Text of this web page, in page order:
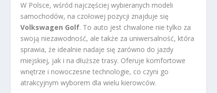
W Polsce, wśród najczęściej wybieranych modeli
samochodów, na czołowej pozycji znajduje się
Volkswagen Golf. To auto jest chwalone nie tylko za
swoją niezawodność, ale także za uniwersalność, która
sprawia, że idealnie nadaje się zarówno do jazdy
miejskiej, jak i na dłuższe trasy. Oferuje komfortowe
wnętrze i nowoczesne technologie, co czyni go
atrakcyjnym wyborem dla wielu kierowców.